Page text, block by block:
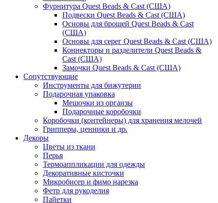
Фурнитура Quest Beads & Cast (США)
Подвески Quest Beads & Cast (США)
Основы для брошей Quest Beads & Cast
(США)
Основы для серег Quest Beads & Cast (США)
Коннекторы и разделители Quest Beads &
Cast (США)
Замочки Quest Beads & Cast (США)
Сопутствующие
Инструменты для бижутерии
Подарочная упаковка
Мешочки из органзы
Подарочные коробочки
Коробочки (контейнеры) для хранения мелочей
Грипперы, ценники и др.
Декоры
Цветы из ткани
Перья
Термоаппликации для одежды
Декоративные кисточки
Микробисер и фимо нарезка
Фетр для рукоделия
Пайетки